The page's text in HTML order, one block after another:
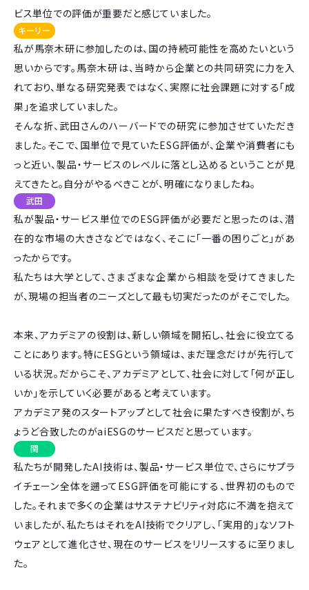
ビス単位での評価が重要だと感じていました。
キーリー
私が馬奈木研に参加したのは、国の持続可能性を高めたいという
思いからです。馬奈木研は、当時から企業との共同研究に力を入
れており、単なる研究発表ではなく、実際に社会課題に対する「成
果」を追求していました。
そんな折、武田さんのハーバードでの研究に参加させていただき
ました。そこで、国単位で見ていたESG評価が、企業や消費者にも
っと近い、製品・サービスのレベルに落とし込めるということが見
えてきたと。自分がやるべきことが、明確になりましたね。
武田
私が製品・サービス単位でのESG評価が必要だと思ったのは、潜
在的な市場の大きさなどではなく、そこに「一番の困りごと」があ
ったからです。
私たちは大学として、さまざまな企業から相談を受けてきました
が、現場の担当者のニーズとして最も切実だったのがそこでした。
本来、アカデミアの役割は、新しい領域を開拓し、社会に役立てる
ことにあります。特にESGという領域は、まだ理念だけが先行して
いる状況。だからこそ、アカデミアとして、社会に対して「何が正し
いか」を示していく必要があると考えています。
アカデミア発のスタートアップとして社会に果たすべき役割が、ち
ょうど合致したのがaiESGのサービスだと思っています。
関
私たちが開発したAI技術は、製品・サービス単位で、さらにサプラ
イチェーン全体を遡ってESG評価を可能にする、世界初のもので
した。それまで多くの企業はサステナビリティ対応に不満を抱えて
いましたが、私たちはそれをAI技術でクリアし、「実用的」なソフト
ウェアとして進化させ、現在のサービスをリリースするに至りまし
た。